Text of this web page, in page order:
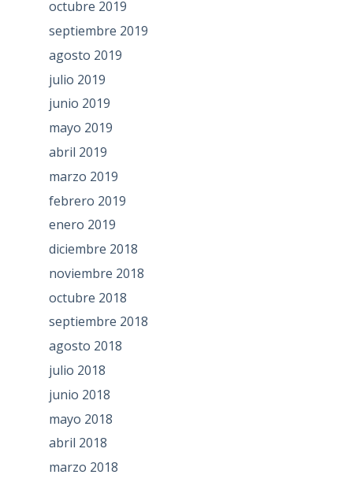
octubre 2019
septiembre 2019
agosto 2019
julio 2019
junio 2019
mayo 2019
abril 2019
marzo 2019
febrero 2019
enero 2019
diciembre 2018
noviembre 2018
octubre 2018
septiembre 2018
agosto 2018
julio 2018
junio 2018
mayo 2018
abril 2018
marzo 2018